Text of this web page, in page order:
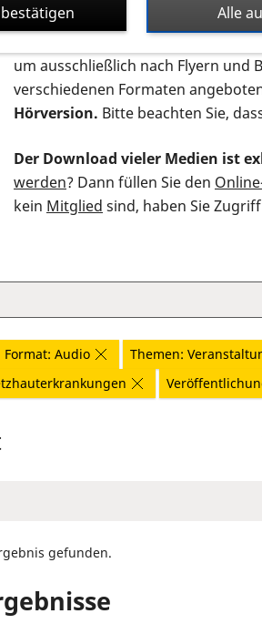
Auf dieser Seite finden Sie
um ausschließlich nach Flyern und
verschiedenen Formaten
Hörversion. Bitte beachten Sie,
Der Download vieler Medien ist
werden? Dann füllen Sie den
kein Mitglied sind, haben Sie
Format: Audio Themen:
gefunden.
Alle